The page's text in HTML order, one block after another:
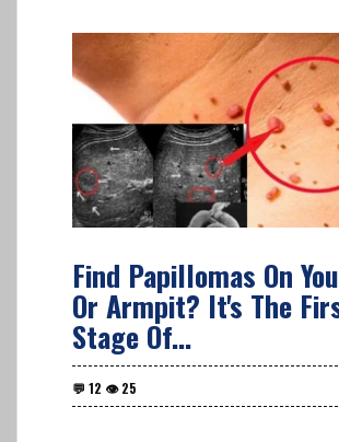
Find Papillomas On
Or Armpit? It's The
Stage Of...